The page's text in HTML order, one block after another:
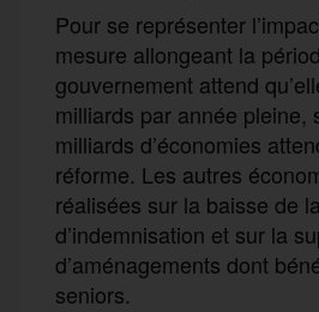
Pour se représenter
mesure allongeant la
gouvernement attend
milliards par année pleine,
milliards d’économies
réforme. Les autres
réalisées sur la baisse de
d’indemnisation et sur la
d’aménagements dont
seniors.